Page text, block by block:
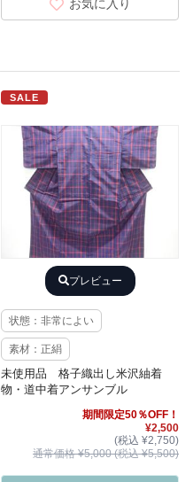
お気に入り
SALE
プレビュー
状態：非常によい
素材：正絹
未使用品 格子織出し米沢紬着
物・道中着アンサンブル
期間限定50％OFF！
¥2,500
(税込 ¥2,750)
通常価格 ¥5,000 (税込 ¥5,500)